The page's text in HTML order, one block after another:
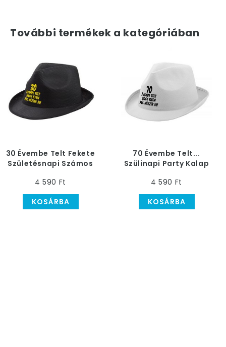
További termékek a kategóriában
30 Évembe Telt Fekete
Születésnapi Számos
4 590 Ft
KOSÁRBA
70 Évembe Telt...
Szülinapi Party Kalap
4 590 Ft
KOSÁRBA